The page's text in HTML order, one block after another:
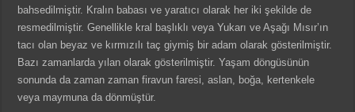
bahsedilmiştir. Kralın babası ve yaratıcı olarak her iki şekilde de
resmedilmiştir. Genellikle kral başlıklı veya Yukarı ve Aşağı Mısır’ın
tacı olan beyaz ve kırmızılı taç giymiş bir adam olarak gösterilmiştir.
Bazı zamanlarda yılan olarak gösterilmiştir. Yaşam döngüsünün
sonunda da zaman zaman firavun faresi, aslan, boğa, kertenkele
veya maymuna da dönmüştür.